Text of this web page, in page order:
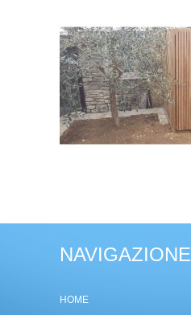
NAVIGAZIONE
HOME